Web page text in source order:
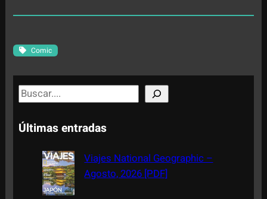
Comic
S
e
a
Últimas entradas
Viajes National Geographic –
Agosto, 2026 [PDF]